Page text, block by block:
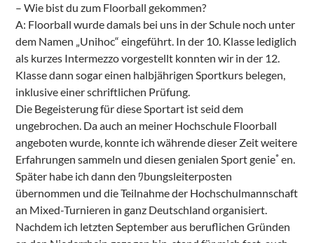
– Wie bist du zum Floorball gekommen?
A: Floorball wurde damals bei uns in der Schule noch unter
dem Namen „Unihoc“ eingeführt. In der 10. Klasse lediglich
als kurzes Intermezzo vorgestellt konnten wir in der 12.
Klasse dann sogar einen halbjährigen Sportkurs belegen,
inklusive einer schriftlichen Prüfung.
Die Begeisterung für diese Sportart ist seid dem
ungebrochen. Da auch an meiner Hochschule Floorball
angeboten wurde, konnte ich währende dieser Zeit weitere
Erfahrungen sammeln und diesen genialen Sport genieﾟen.
Später habe ich dann den ﾜbungsleiterposten
übernommen und die Teilnahme der Hochschulmannschaft
an Mixed-Turnieren in ganz Deutschland organisiert.
Nachdem ich letzten September aus beruflichen Gründen